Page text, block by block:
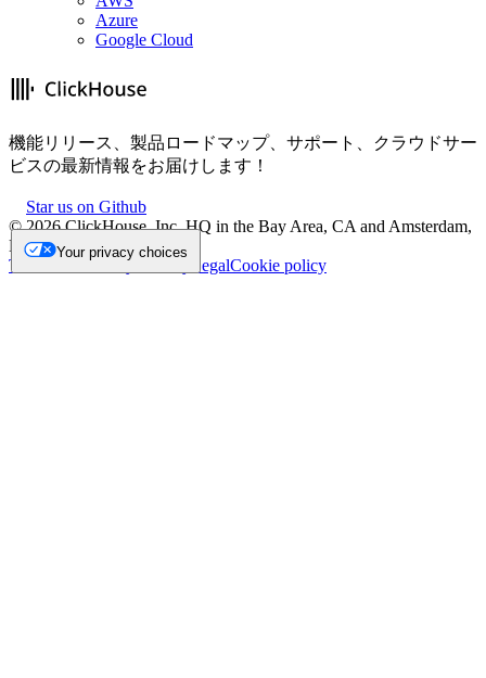
Azure
Google Cloud
機能リリース、製品ロードマップ、サポート、クラウドサー
ビスの最新情報をお届けします！
Star us on Github
©2026ClickHouse, Inc. HQ in the Bay Area, CA and Amsterdam,
NL.
Trademark
Privacy LegalCookie policy
Your privacy choices